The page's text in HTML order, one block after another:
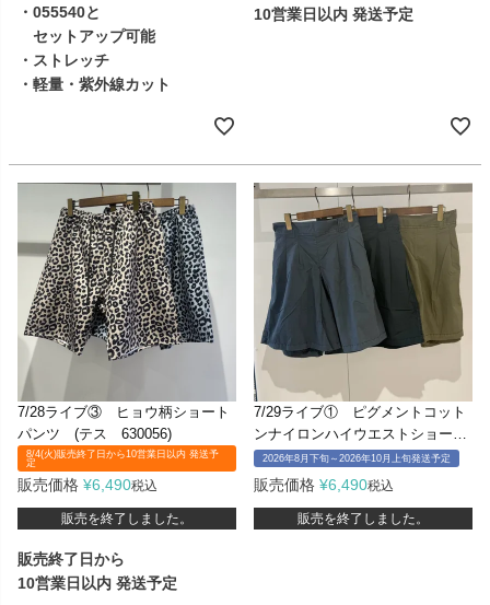
・055540と
セットアップ可能
・ストレッチ
・軽量・紫外線カット
10営業日以内 発送予定
7/28ライブ③ ヒョウ柄ショート
パンツ (テス 630056)
8/4(火)販売終了日から10営業日以内 発送予
定
販売価格 ¥6,490税込
販売を終了しました。
販売終了日から
10営業日以内 発送予定
7/29ライブ① ピグメントコット
ンナイロンハイウエストショー
ツ (ジムマスター G733793)
2026年8月下旬～2026年10月上旬発送予定
販売価格 ¥6,490税込
販売を終了しました。